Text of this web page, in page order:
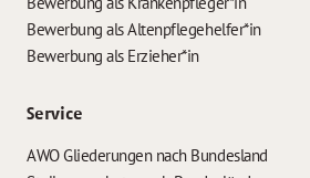
Bewerbung als Altenpflegehelfer*in
Bewerbung als Erzieher*in
Service
AWO Gliederungen nach Bundesland